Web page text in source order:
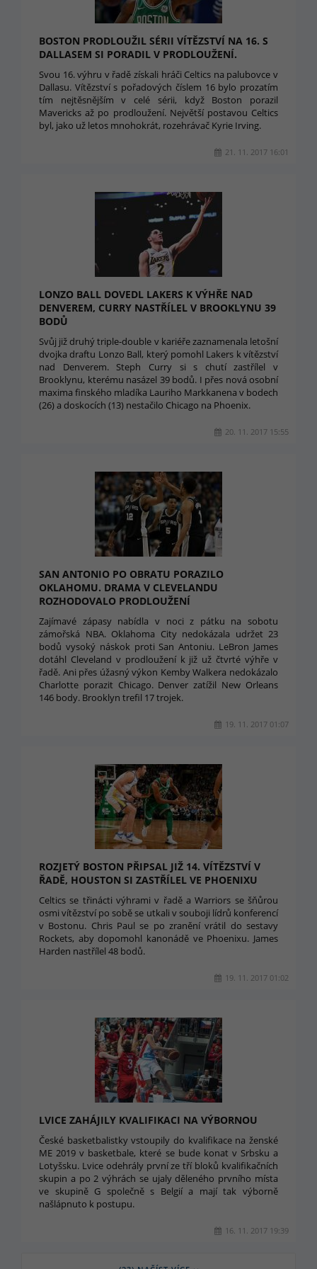
BOSTON PRODLOUŽIL SÉRII VÍTĚZSTVÍ NA 16. S
DALLASEM SI PORADIL V PRODLOUŽENÍ.
Svou 16. výhru v řadě získali hráči Celtics na palubovce v
Dallasu. Vítězství s pořadových číslem 16 bylo prozatím
tím nejtěsnějším v celé sérii, když Boston porazil
Mavericks až po prodloužení. Největší postavou Celtics
byl, jako už letos mnohokrát, rozehrávač Kyrie Irving.
21. 11. 2017 16:01
LONZO BALL DOVEDL LAKERS K VÝHŘE NAD
DENVEREM, CURRY NASTŘÍLEL V BROOKLYNU 39
BODŮ
Svůj již druhý triple-double v kariéře zaznamenala letošní
dvojka draftu Lonzo Ball, který pomohl Lakers k vítězství
nad Denverem. Steph Curry si s chutí zastřílel v
Brooklynu, kterému nasázel 39 bodů. I přes nová osobní
maxima finského mladíka Lauriho Markkanena v bodech
(26) a doskocích (13) nestačilo Chicago na Phoenix.
20. 11. 2017 15:55
SAN ANTONIO PO OBRATU PORAZILO
OKLAHOMU. DRAMA V CLEVELANDU
ROZHODOVALO PRODLOUŽENÍ
Zajímavé zápasy nabídla v noci z pátku na sobotu
zámořská NBA. Oklahoma City nedokázala udržet 23
bodů vysoký náskok proti San Antoniu. LeBron James
dotáhl Cleveland v prodloužení k již už čtvrté výhře v
řadě. Ani přes úžasný výkon Kemby Walkera nedokázalo
Charlotte porazit Chicago. Denver zatížil New Orleans
146 body. Brooklyn trefil 17 trojek.
19. 11. 2017 01:07
ROZJETÝ BOSTON PŘIPSAL JIŽ 14. VÍTĚZSTVÍ V
ŘADĚ, HOUSTON SI ZASTŘÍLEL VE PHOENIXU
Celtics se třinácti výhrami v řadě a Warriors se šňůrou
osmi vítězství po sobě se utkali v souboji lídrů konferencí
v Bostonu. Chris Paul se po zranění vrátil do sestavy
Rockets, aby dopomohl kanonádě ve Phoenixu. James
Harden nastřílel 48 bodů.
19. 11. 2017 01:02
LVICE ZAHÁJILY KVALIFIKACI NA VÝBORNOU
České basketbalistky vstoupily do kvalifikace na ženské
ME 2019 v basketbale, které se bude konat v Srbsku a
Lotyšsku. Lvice odehrály první ze tří bloků kvalifikačních
skupin a po 2 výhrách se ujaly děleného prvního místa
ve skupině G společně s Belgií a mají tak výborně
našlápnuto k postupu.
16. 11. 2017 19:39